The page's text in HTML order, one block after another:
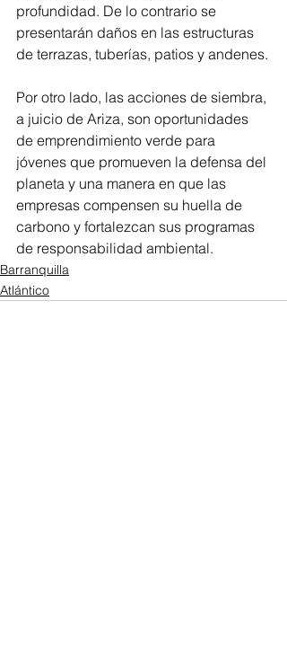
profundidad. De lo contrario se
presentarán daños en las estructuras
de terrazas, tuberías, patios y andenes.
Por otro lado, las acciones de siembra,
a juicio de Ariza, son oportunidades
de emprendimiento verde para
jóvenes que promueven la defensa del
planeta y una manera en que las
empresas compensen su huella de
carbono y fortalezcan sus programas
de responsabilidad ambiental.
Barranquilla
Atlántico